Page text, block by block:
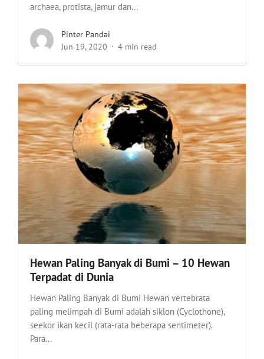
archaea, protista, jamur dan...
Pinter Pandai
Jun 19, 2020
4 min read
Hewan Paling Banyak di Bumi – 10 Hewan
Terpadat di Dunia
Hewan Paling Banyak di Bumi Hewan vertebrata
paling melimpah di Bumi adalah siklon (Cyclothone),
seekor ikan kecil (rata-rata beberapa sentimeter).
Para...